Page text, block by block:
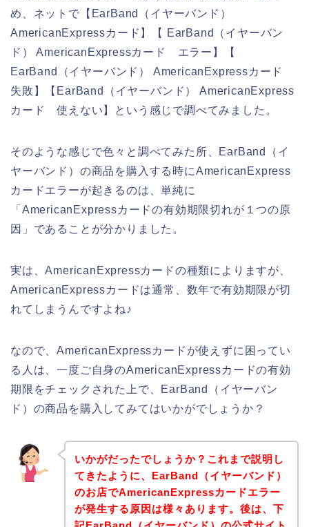
め、ネットで【EarBand（イヤーバンド）
AmericanExpressカード】【 EarBand（イヤーバン
ド） AmericanExpressカード エラー】【
EarBand（イヤーバンド） AmericanExpressカード
失敗】【EarBand（イヤーバンド） AmericanExpress
カード 使えない】という感じで調べてみました。
そのような感じで色々と調べてみた所、EarBand（イ
ヤーバンド）の商品を購入する時にAmericanExpress
カードエラーが起きるのは、単純に
「AmericanExpressカードの有効期限切れが１つの原
因」であることが分かりました。
実は、AmericanExpressカードの種類によりますが、
AmericanExpressカードは通常、数年で有効期限が切
れてしまうんですよね♪
なので、AmericanExpressカードが使えずに困ってい
る人は、一度ご自身のAmericanExpressカードの有効
期限をチェックされた上で、EarBand（イヤーバン
ド）の商品を購入してみてはいかがでしょうか？
いかがだったでしょうか？これまで説明し
てきたように、EarBand（イヤーバンド）
のお店でAmericanExpressカードエラー
が発生する原因は様々あります。後は、下